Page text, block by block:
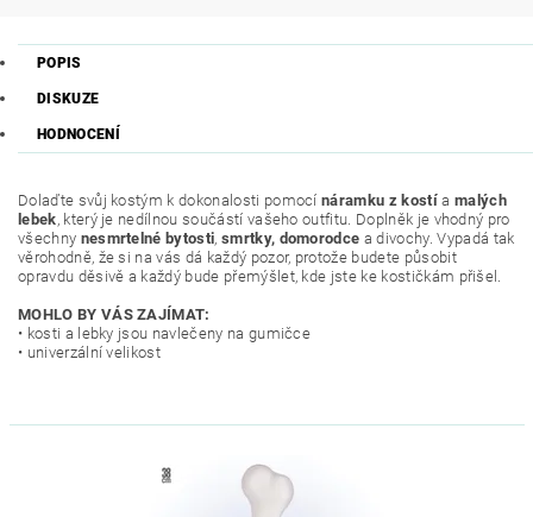
POPIS
DISKUZE
HODNOCENÍ
Dolaďte svůj kostým k dokonalosti pomocí náramku z kostía malých
lebek, který je nedílnou součástí vašeho outfitu. Doplněk je vhodný pro
všechny nesmrtelné bytosti, smrtky, domorodce a divochy. Vypadá tak
věrohodně, že si na vás dá každý pozor, protože budete působit
opravdu děsivě a každý bude přemýšlet, kde jste ke kostičkám přišel.
MOHLO BY VÁS ZAJÍMAT:
• kosti a lebky jsou navlečeny na gumičce
• univerzální velikost